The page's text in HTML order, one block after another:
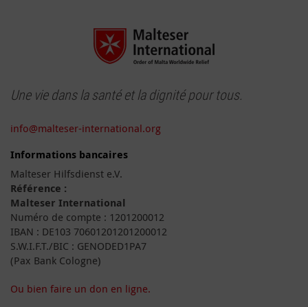
Une vie dans la santé et la dignité pour tous.
info@malteser-international.org
Informations bancaires
Malteser Hilfsdienst e.V.
Référence :
Malteser International
Numéro de compte : 1201200012
IBAN : DE103 70601201201200012
S.W.I.F.T./BIC : GENODED1PA7
(Pax Bank Cologne)
Ou bien faire un don en ligne.